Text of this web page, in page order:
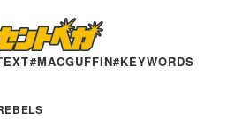
#MACGUFFIN#KEYWORDS